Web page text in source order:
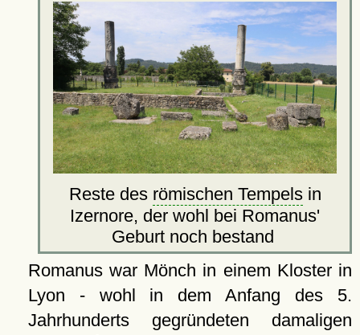
Reste des römischen Tempelsin
Izernore, der wohl bei Romanus'
Geburt noch bestand
Romanus war Mönch in einem Kloster in
Lyon - wohl in dem Anfang des 5.
Jahrhunderts gegründeten damaligen